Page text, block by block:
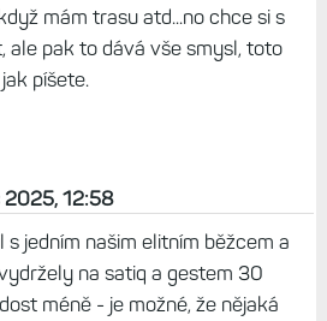
mám trasu atd...no chce si s
ale pak to dává vše smysl, toto
píšete.
2025, 12:58
s jedním našim elitním běžcem a
na satiq a gestem 30
méně - je možné, že nějaká